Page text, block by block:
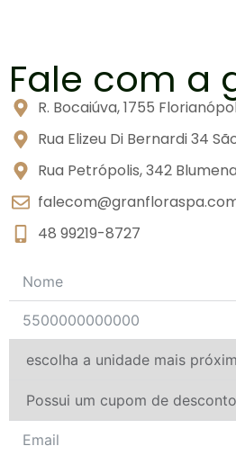
Fale com a
R. Bocaiúva, 1755
Rua Elizeu Di Bernardi 34
Rua Petrópolis, 342
48 99219-8727